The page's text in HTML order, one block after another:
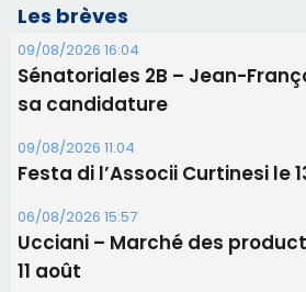
06/08/2026 15:57
Ucciani – Marché des
11 août
06/08/2026 15:25
Corte – L’association A
projection sous les étoiles
06/08/2026 15:04
Alata - Soirée Tango
Benedetto